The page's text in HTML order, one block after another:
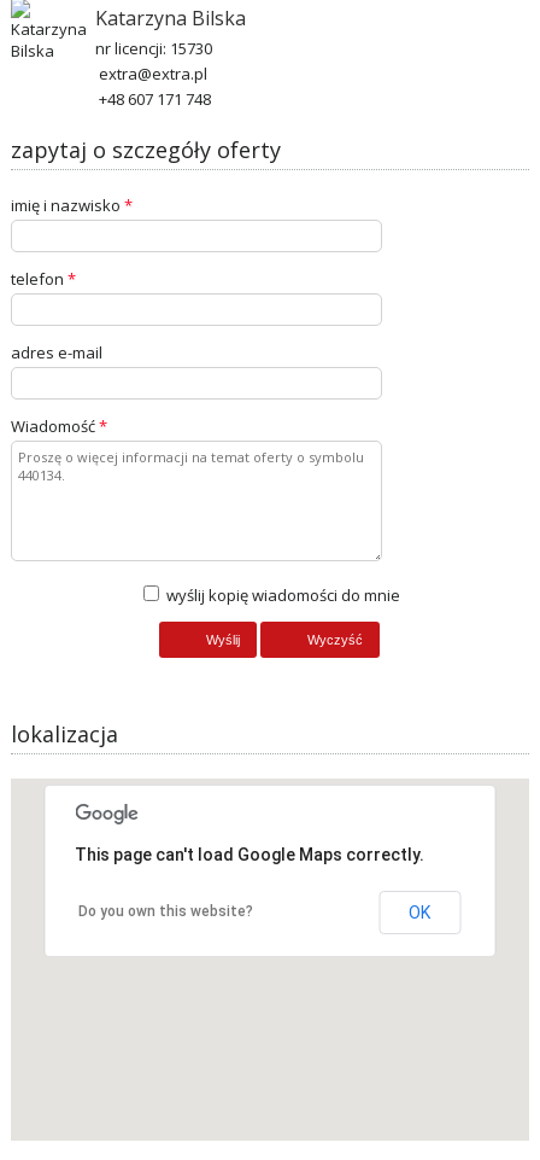
Katarzyna Bilska
nr licencji: 15730
extra@extra.pl
+48 607 171 748
zapytaj o szczegóły oferty
imię i nazwisko *
telefon *
adres e-mail
Wiadomość*
wyślij kopię wiadomości do mnie
lokalizacja
This page can't load Google Maps correctly.
Do you own this website? OK